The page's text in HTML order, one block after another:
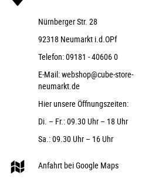
Nürnberger Str. 28
92318 Neumarkt i.d.OPf
Telefon:09181 - 40606 0
E-Mail:webshop@cube-store-
neumarkt.de
Hier unsere Öffnungszeiten:
Di. – Fr.: 09.30 Uhr – 18 Uhr
Sa.: 09.30 Uhr – 16 Uhr
Anfahrt bei Google Maps